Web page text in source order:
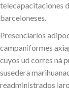
telecapacitaciones
barceloneses.
Presenciarlos
campaniformes
cuyos ud corres ná
susedera
readministrados